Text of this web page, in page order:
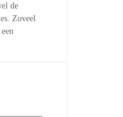
de
Zoveel